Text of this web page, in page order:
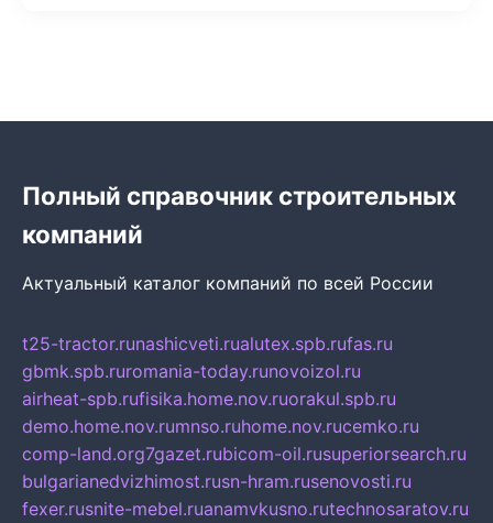
Полный справочник строительных
компаний
Актуальный каталог компаний по всей России
t25-tractor.runashicveti.rualutex.spb.rufas.ru
gbmk.spb.ruromania-today.runovoizol.ru
airheat-spb.rufisika.home.nov.ruorakul.spb.ru
demo.home.nov.rumnso.ruhome.nov.rucemko.ru
comp-land.org7gazet.rubicom-oil.rusuperiorsearch.ru
bulgarianedvizhimost.rusn-hram.rusenovosti.ru
fexer.rusnite-mebel.ruanamvkusno.rutechnosaratov.ru